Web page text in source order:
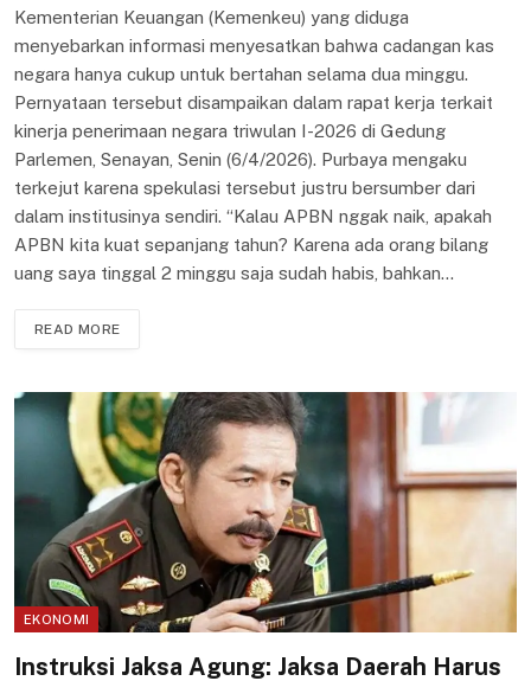
Kementerian Keuangan (Kemenkeu) yang diduga
menyebarkan informasi menyesatkan bahwa cadangan kas
negara hanya cukup untuk bertahan selama dua minggu.
Pernyataan tersebut disampaikan dalam rapat kerja terkait
kinerja penerimaan negara triwulan I-2026 di Gedung
Parlemen, Senayan, Senin (6/4/2026). Purbaya mengaku
terkejut karena spekulasi tersebut justru bersumber dari
dalam institusinya sendiri. “Kalau APBN nggak naik, apakah
APBN kita kuat sepanjang tahun? Karena ada orang bilang
uang saya tinggal 2 minggu saja sudah habis, bahkan…
READ MORE
EKONOMI
Instruksi Jaksa Agung: Jaksa Daerah Harus